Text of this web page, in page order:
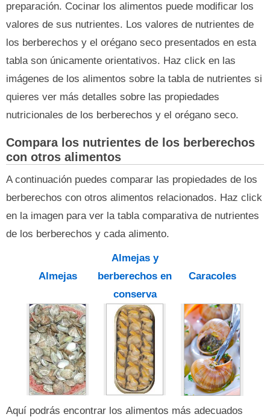
preparación. Cocinar los alimentos puede modificar los
valores de sus nutrientes. Los valores de nutrientes de
los berberechos y el orégano seco presentados en esta
tabla son únicamente orientativos. Haz click en las
imágenes de los alimentos sobre la tabla de nutrientes si
quieres ver más detalles sobre las propiedades
nutricionales de los berberechos y el orégano seco.
Compara los nutrientes de los berberechos
con otros alimentos
A continuación puedes comparar las propiedades de los
berberechos con otros alimentos relacionados. Haz click
en la imagen para ver la tabla comparativa de nutrientes
de los berberechos y cada alimento.
Almejas
Almejas y
berberechos en
conserva
Caracoles
Aquí podrás encontrar los alimentos más adecuados